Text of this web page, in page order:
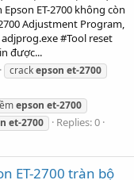
ET-2700 không còn
Adjustment Program,
adjprog.exe #Tool reset
được...
crackepson et-2700
epson et-2700
et-2700
Replies: 0
ET-2700 tràn bộ